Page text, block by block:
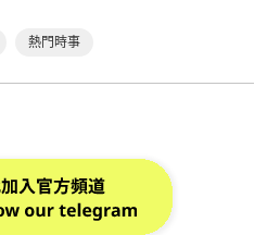
熱門時事